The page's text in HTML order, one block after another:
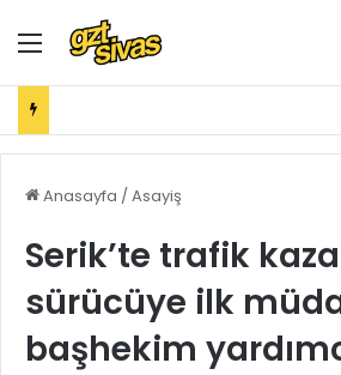
Menü
Anasayfa / Asayiş
Serik’te trafik
sürücüye ilk
başhekim